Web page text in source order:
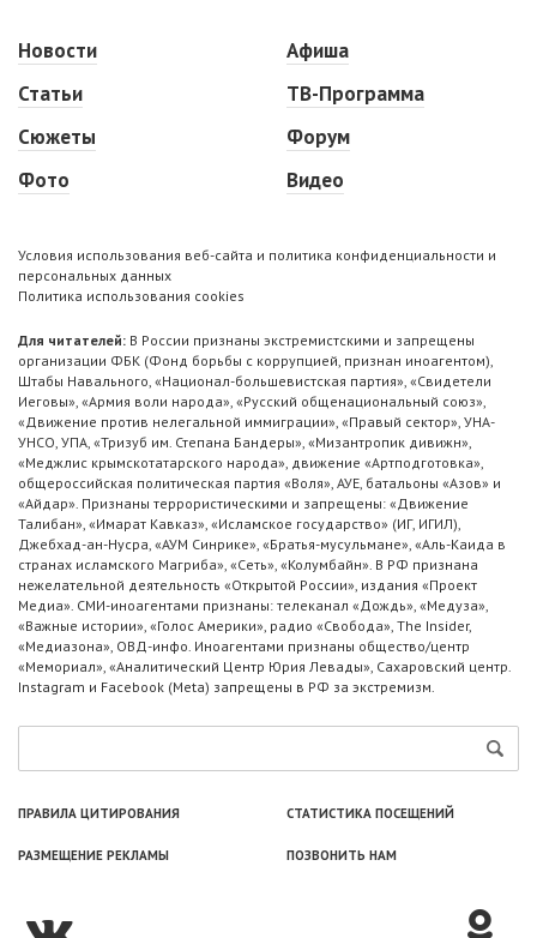
Новости
Статьи
Сюжеты
Фото
Афиша
ТВ-Программа
Форум
Видео
Условия использования веб-сайта и политика конфиденциальности и
персональных данных
Политика использования cookies
Для читателей: В России признаны экстремистскими и запрещены
организации ФБК (Фонд борьбы с коррупцией, признан иноагентом),
Штабы Навального, «Национал-большевистская партия», «Свидетели
Иеговы», «Армия воли народа», «Русский общенациональный союз»,
«Движение против нелегальной иммиграции», «Правый сектор», УНА-
УНСО, УПА, «Тризуб им. Степана Бандеры», «Мизантропик дивижн»,
«Меджлис крымскотатарского народа», движение «Артподготовка»,
общероссийская политическая партия «Воля», АУЕ, батальоны «Азов» и
«Айдар». Признаны террористическими и запрещены: «Движение
Талибан», «Имарат Кавказ», «Исламское государство» (ИГ, ИГИЛ),
Джебхад-ан-Нусра, «АУМ Синрике», «Братья-мусульмане», «Аль-Каида в
странах исламского Магриба», «Сеть», «Колумбайн». В РФ признана
нежелательной деятельность «Открытой России», издания «Проект
Медиа». СМИ-иноагентами признаны: телеканал «Дождь», «Медуза»,
«Важные истории», «Голос Америки», радио «Свобода», The Insider,
«Медиазона», ОВД-инфо. Иноагентами признаны общество/центр
«Мемориал», «Аналитический Центр Юрия Левады», Сахаровский центр.
Instagram и Facebook (Metа) запрещены в РФ за экстремизм.
ПРАВИЛА ЦИТИРОВАНИЯ СТАТИСТИКА ПОСЕЩЕНИЙ
РАЗМЕЩЕНИЕ РЕКЛАМЫ ПОЗВОНИТЬ НАМ